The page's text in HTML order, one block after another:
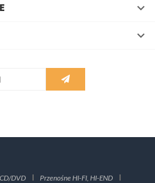


CD/DVD Przenośne HI-FI, HI-END